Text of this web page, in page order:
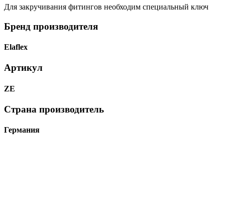
Для закручивания фитингов необходим специальный ключ
Бренд производителя
Elaflex
Артикул
ZE
Страна производитель
Германия